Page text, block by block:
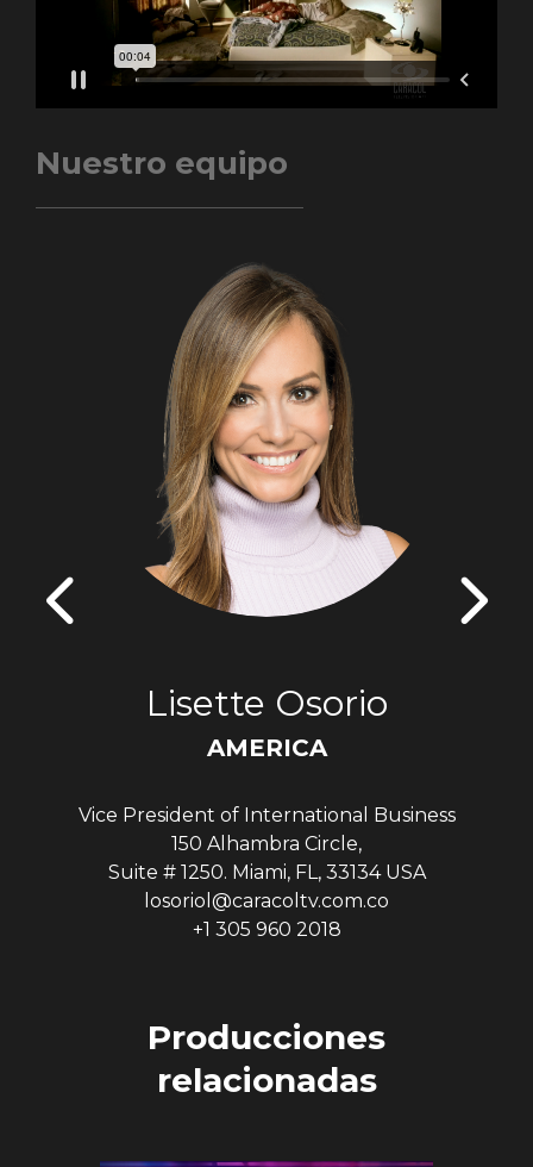
Nuestro equipo
Lisette Osorio
AMERICA
Vice President of International Business
150 Alhambra Circle,
Suite # 1250. Miami, FL, 33134 USA
losoriol@caracoltv.com.co
+1 305 960 2018
Producciones
relacionadas